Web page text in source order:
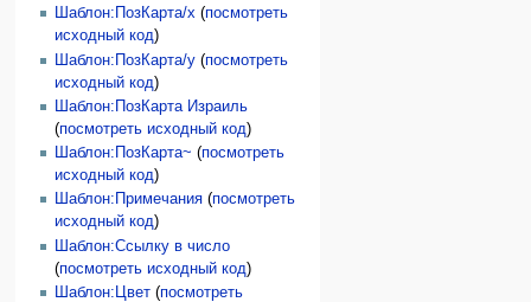
Шаблон:ПозКарта/x(посмотреть
исходный код)
Шаблон:ПозКарта/y(посмотреть
исходный код)
Шаблон:ПозКарта Израиль
(посмотреть исходный код)
Шаблон:ПозКарта~ (посмотреть
исходный код)
Шаблон:Примечания(посмотреть
исходный код)
Шаблон:Ссылку в число
(посмотреть исходный код)
Шаблон:Цвет(посмотреть